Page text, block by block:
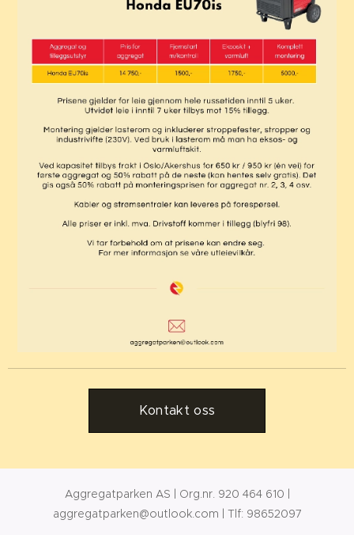
Kontakt oss
Aggregatparken AS | Org.nr. 920 464 610 |
aggregatparken@outlook.com | Tlf: 98652097